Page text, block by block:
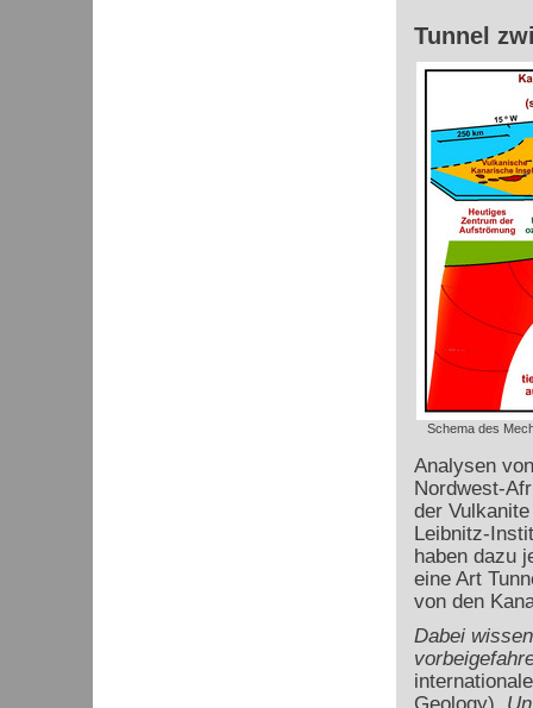
Tunnel
Schema des
Analysen
Nordwest-
der
Leibnitz-
haben dazu
eine Art
von den
Dabei